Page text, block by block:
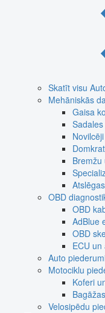
Skatīt visu
Mehāniskās
Gaisa
OBD
OBD
AdBlue
OBD
ECU
Auto
Motociklu
Koferi
Velosipēdu